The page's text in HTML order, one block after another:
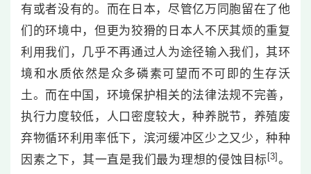
有或者没有的。而在日本，尽管亿万同胞留在了他
们的环境中，但更为狡猾的日本人不厌其烦的重复
利用我们，几乎不再通过人为途径输入我们，其环
境和水质依然是众多磷素可望而不可即的生存沃
土。而在中国，环境保护相关的法律法规不完善，
执行力度较低，人口密度较大，种养脱节，养殖废
弃物循环利用率低下，滨河缓冲区少之又少，种种
因素之下，其一直是我们最为理想的侵蚀目标 [3] 。